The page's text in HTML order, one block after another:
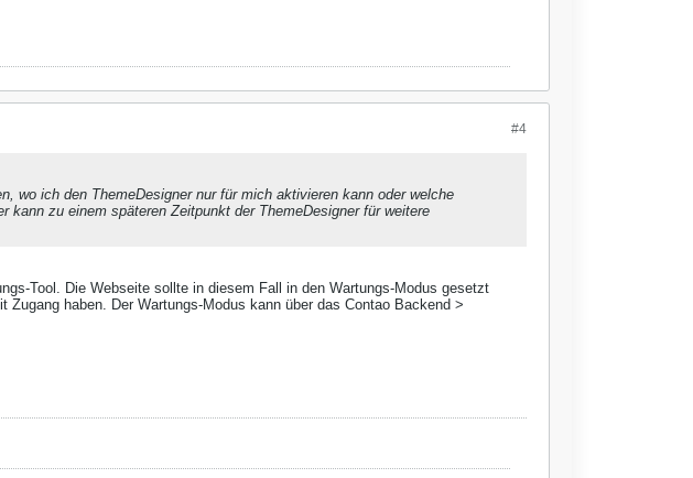
#4
wo ich den ThemeDesigner nur für mich aktivieren kann oder welche
zu einem späteren Zeitpunkt der ThemeDesigner für weitere
Tool. Die Webseite sollte in diesem Fall in den Wartungs-Modus gesetzt
haben. Der Wartungs-Modus kann über das Contao Backend >